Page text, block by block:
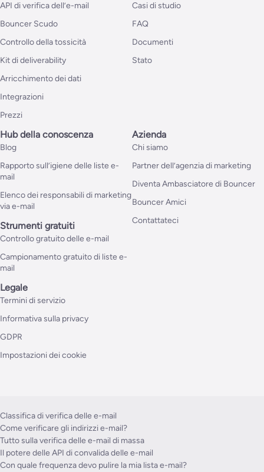
API di verifica dell’e-mail
Bouncer Scudo
Controllo della tossicità
Kit di deliverability
Arricchimento dei dati
Integrazioni
Prezzi
Casi di studio
FAQ
Documenti
Stato
Hub della conoscenza
Blog
Rapporto sull’igiene delle liste e-
mail
Elenco dei responsabili di marketing
via e-mail
Strumenti gratuiti
Controllo gratuito delle e-mail
Campionamento gratuito di liste e-
mail
Azienda
Chi siamo
Partner dell’agenzia di marketing
Diventa Ambasciatore di Bouncer
Bouncer Amici
Contattateci
Legale
Termini di servizio
Informativa sulla privacy
GDPR
Impostazioni dei cookie
Classifica di verifica delle e-mail
Come verificare gli indirizzi e-mail?
Tutto sulla verifica delle e-mail di massa
Il potere delle API di convalida delle e-mail
Con quale frequenza devo pulire la mia lista e-mail?